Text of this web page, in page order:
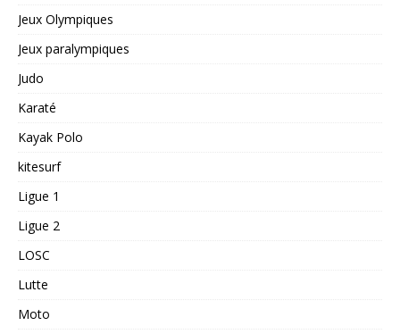
Jeux Olympiques
Jeux paralympiques
Judo
Karaté
Kayak Polo
kitesurf
Ligue 1
Ligue 2
LOSC
Lutte
Moto